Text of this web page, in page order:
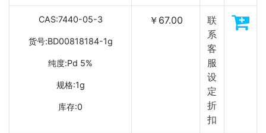
CAS:7440-05-3
货号:BD00818184-1g
纯度:Pd 5%
规格:1g
库存:0
￥67.00
联
系
客
服
设
定
折
扣